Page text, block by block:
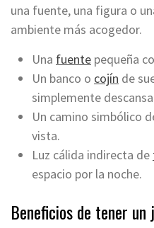
una fuente, una figura o
ambiente más acogedor.
Una fuente pequeña
Un banco o cojín de
simplemente
Un camino simbólico
vista.
Luz cálida indirecta de
espacio por la noche.
Beneficios de tener